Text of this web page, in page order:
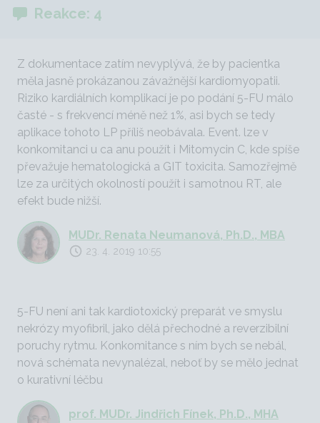
Reakce: 4
Z dokumentace zatím nevyplývá, že by pacientka
měla jasně prokázanou závažnější kardiomyopatii.
Riziko kardiálních komplikací je po podání 5-FU málo
časté - s frekvencí méně než 1%, asi bych se tedy
aplikace tohoto LP příliš neobávala. Event. lze v
konkomitanci u ca anu použít i Mitomycin C, kde spíše
převažuje hematologická a GIT toxicita. Samozřejmě
lze za určitých okolností použít i samotnou RT, ale
efekt bude nižší.
MUDr. Renata Neumanová, Ph.D., MBA
23. 4. 2019 10:55
5-FU není ani tak kardiotoxický preparát ve smyslu
nekrózy myofibril, jako dělá přechodné a reverzibilní
poruchy rytmu. Konkomitance s ním bych se nebál,
nová schémata nevynalézal, neboť by se mělo jednat
o kurativní léčbu
prof. MUDr. Jindřich Fínek, Ph.D., MHA